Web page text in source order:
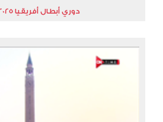
دوري أبطال أفريقيا 2024/2025